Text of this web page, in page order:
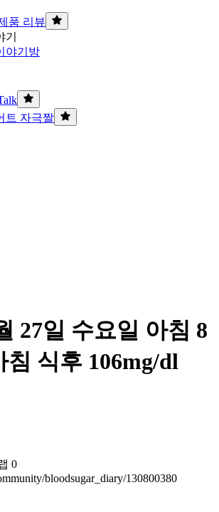
품 리뷰
야기방
트 자극짤
27일 수요일 아침 8
침 식후 106mg/dl
0
bloodsugar_diary/130800380